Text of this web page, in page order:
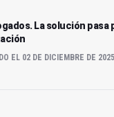
La solución pasa
EL 02 DE DICIEMBRE DE 2025